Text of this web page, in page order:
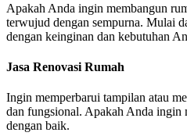
Apakah Anda ingin membangun
terwujud dengan sempurna. Mulai
dengan keinginan dan kebutuhan
Jasa Renovasi Rumah
Ingin memperbarui tampilan atau
dan fungsional. Apakah Anda ingin
dengan baik.